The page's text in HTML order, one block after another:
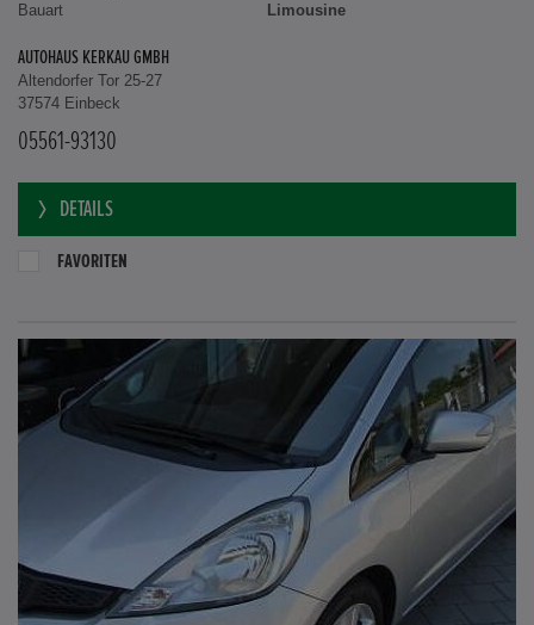
Bauart
Limousine
AUTOHAUS KERKAU GMBH
Altendorfer Tor 25-27
37574 Einbeck
05561-93130
DETAILS
FAVORITEN